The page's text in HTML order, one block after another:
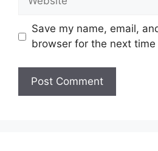
Save my name, email,
browser for the next time